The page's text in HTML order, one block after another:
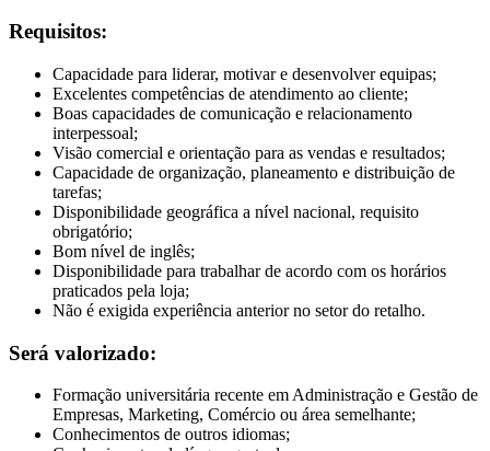
Requisitos:
Capacidade para liderar, motivar e desenvolver equipas;
Excelentes competências de atendimento ao cliente;
Boas capacidades de comunicação e relacionamento
interpessoal;
Visão comercial e orientação para as vendas e resultados;
Capacidade de organização, planeamento e distribuição de
tarefas;
Disponibilidade geográfica a nível nacional, requisito
obrigatório;
Bom nível de inglês;
Disponibilidade para trabalhar de acordo com os horários
praticados pela loja;
Não é exigida experiência anterior no setor do retalho.
Será valorizado:
Formação universitária recente em Administração e Gestão de
Empresas, Marketing, Comércio ou área semelhante;
Conhecimentos de outros idiomas;